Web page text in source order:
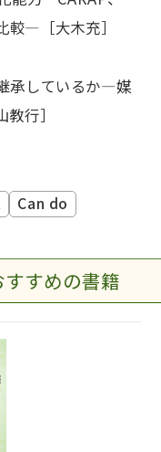
―［大木充］
承しているか―媒
行］
Can do
すめの書籍